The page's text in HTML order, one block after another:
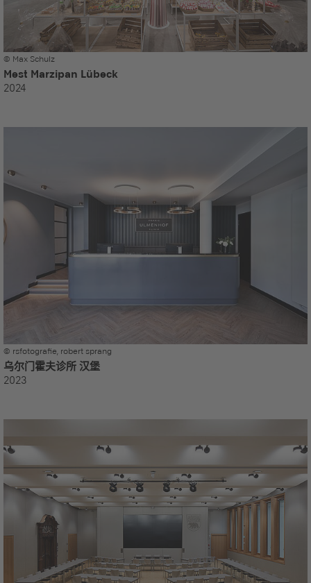
© Max Schulz
Mest Marzipan Lübeck
2024
© rsfotografie, robert sprang
乌尔门霍夫诊所 汉堡
2023